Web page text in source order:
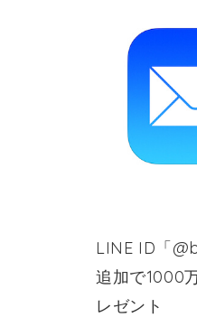
LINE ID「
追加で1000
レゼント